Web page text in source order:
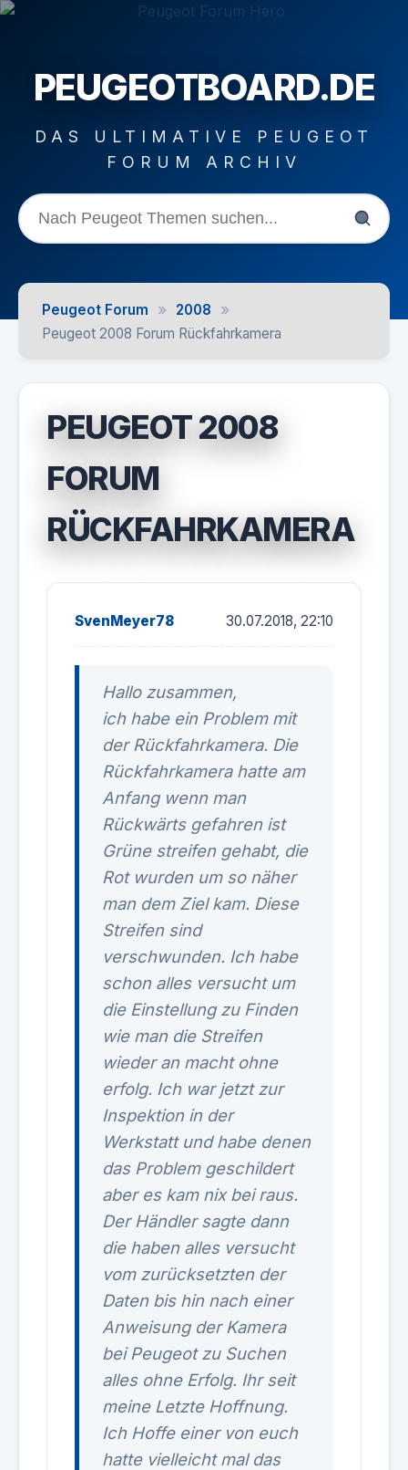
PEUGEOTBOARD.DE
DAS ULTIMATIVE PEUGEOT
FORUM ARCHIV
Peugeot Forum » 2008 »
Peugeot 2008 Forum Rückfahrkamera
PEUGEOT 2008
FORUM
RÜCKFAHRKAMERA
SvenMeyer78 30.07.2018, 22:10
Hallo zusammen,
ich habe ein Problem mit
der Rückfahrkamera. Die
Rückfahrkamera hatte am
Anfang wenn man
Rückwärts gefahren ist
Grüne streifen gehabt, die
Rot wurden um so näher
man dem Ziel kam. Diese
Streifen sind
verschwunden. Ich habe
schon alles versucht um
die Einstellung zu Finden
wie man die Streifen
wieder an macht ohne
erfolg. Ich war jetzt zur
Inspektion in der
Werkstatt und habe denen
das Problem geschildert
aber es kam nix bei raus.
Der Händler sagte dann
die haben alles versucht
vom zurücksetzten der
Daten bis hin nach einer
Anweisung der Kamera
bei Peugeot zu Suchen
alles ohne Erfolg. Ihr seit
meine Letzte Hoffnung.
Ich Hoffe einer von euch
hatte vielleicht mal das